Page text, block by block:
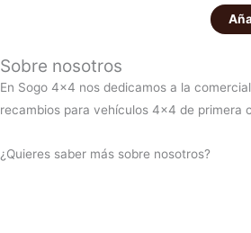
Sobre nosotros
En Sogo 4×4 nos dedicamos a la
recambios para vehículos 4×4 de primera
¿Quieres saber más sobre nosotros?